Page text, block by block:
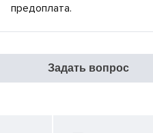
предоплата.
Задать вопрос